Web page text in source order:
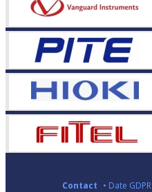
Contact • Date GDPR